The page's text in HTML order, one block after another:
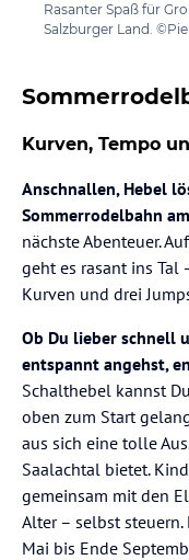
Rasanter Spaß für
Salzburger Land.
Kurven, Tempo
Anschnallen, Hebel
Sommerrodelbahn
nächste Abenteuer.
geht es rasant ins Tal
Kurven und drei
Ob Du lieber schnell
entspannt angehst,
Schalthebel kannst
oben zum Start
aus sich eine tolle
Saalachtal bietet.
gemeinsam mit den
Alter – selbst
Mai bis Ende